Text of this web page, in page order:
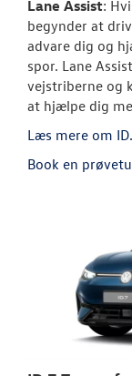
Lane Assist:
begynder at
advare dig og
spor. Lane
vejstriberne og
at hjælpe dig
Læs mere om
Book en